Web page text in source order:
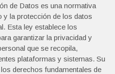
de Datos es una normativa
y la protección de los datos
Esta ley establece los
garantizar la privacidad y
que se recopila,
plataformas y sistemas. Su
derechos fundamentales de